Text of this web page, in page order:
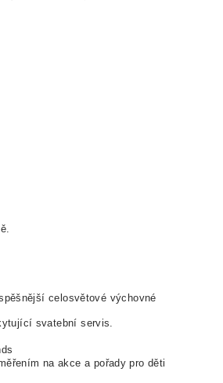
celosvětové výchovné
svatební servis.
na akce a pořady pro děti